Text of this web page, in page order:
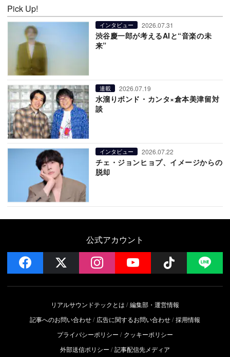
Pick Up!
インタビュー 2026.07.31
渋谷慶一郎が考えるAIと“音楽の未
来”
連載 2026.07.19
水溜りボンド・カンタ×倉本美津留対
談
インタビュー 2026.07.22
チェ・ジョンヒョプ、イメージからの
脱却
公式アカウント
facebook instagramYouTube Follow
リアルサウンドテックとは
編集部・運営情報
記事へのお問い合わせ
広告に関するお問い合わせ 採用情報
プライバシーポリシー
クッキーポリシー
外部送信ポリシー
記事配信先メディア